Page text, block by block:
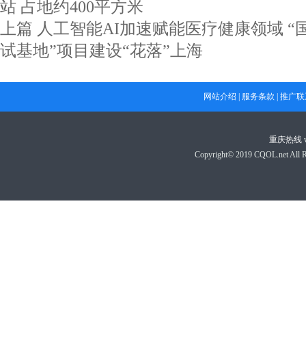
站 占地约400平方米
上篇 人工智能AI加速赋能医疗健康领域 “
试基地”项目建设“花落”上海
网站介绍 服务条款 推广
重庆热线
Copyright© 2019 CQOL.net All